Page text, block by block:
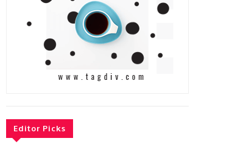
Editor Picks